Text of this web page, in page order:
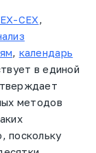
CEX,
, календарь
в единой
методов
поскольку